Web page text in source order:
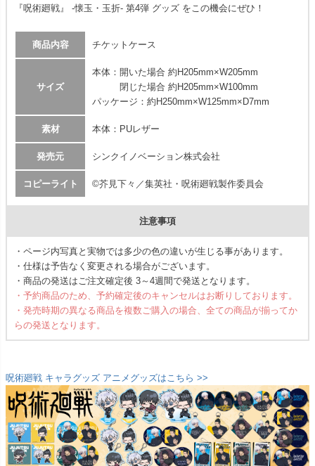
『呪術廻戦』 -懐玉・玉折- 第4弾 グッズ をこの機会にぜひ！
商品内容 チケットケース
サイズ
本体：開いた場合 約H205mm×W205mm
閉じた場合 約H205mm×W100mm
パッケージ：約H250mm×W125mm×D7mm
素材 本体：PUレザー
発売元 シンクイノベーション株式会社
コピーライト ©芥見下々／集英社・呪術廻戦製作委員会
注意事項
・ページ内写真と実物では多少の色の違いが生じる事があります。
・仕様は予告なく変更される場合がございます。
・商品の発送はご注文確定後 3～4週間で発送となります。
・予約商品のため、予約確定後のキャンセルはお断りしております。
・発売時期の異なる商品を複数ご購入の場合、全ての商品が揃ってか
らの発送となります。
呪術廻戦 キャラグッズ アニメグッズはこちら >>